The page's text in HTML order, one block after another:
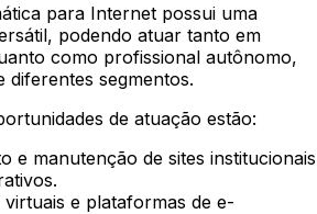
para Internet possui uma
podendo atuar tanto em
como profissional autônomo,
diferentes segmentos.
de atuação estão:
e manutenção de sites institucionais
virtuais e plataformas de e-